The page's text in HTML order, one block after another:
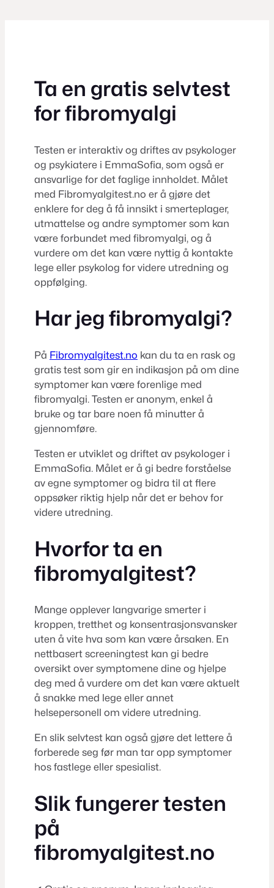
Ta en gratis selvtest
for fibromyalgi
Testen er interaktiv og driftes av psykologer
og psykiatere i EmmaSofia, som også er
ansvarlige for det faglige innholdet. Målet
med Fibromyalgitest.no er å gjøre det
enklere for deg å få innsikt i smerteplager,
utmattelse og andre symptomer som kan
være forbundet med fibromyalgi, og å
vurdere om det kan være nyttig å kontakte
lege eller psykolog for videre utredning og
oppfølging.
Har jeg fibromyalgi?
På Fibromyalgitest.no kan du ta en rask og
gratis test som gir en indikasjon på om dine
symptomer kan være forenlige med
fibromyalgi. Testen er anonym, enkel å
bruke og tar bare noen få minutter å
gjennomføre.
Testen er utviklet og driftet av psykologer i
EmmaSofia. Målet er å gi bedre forståelse
av egne symptomer og bidra til at flere
oppsøker riktig hjelp når det er behov for
videre utredning.
Hvorfor ta en
fibromyalgitest?
Mange opplever langvarige smerter i
kroppen, tretthet og konsentrasjonsvansker
uten å vite hva som kan være årsaken. En
nettbasert screeningtest kan gi bedre
oversikt over symptomene dine og hjelpe
deg med å vurdere om det kan være aktuelt
å snakke med lege eller annet
helsepersonell om videre utredning.
En slik selvtest kan også gjøre det lettere å
forberede seg før man tar opp symptomer
hos fastlege eller spesialist.
Slik fungerer testen
på
fibromyalgitest.no